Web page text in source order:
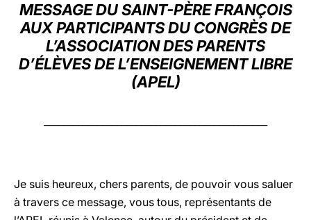
العربيّة
中文
LATINE
MESSAGE DU SAINT-PÈRE FRANÇOIS
AUX PARTICIPANTS DU CONGRÈS DE
L’ASSOCIATION DES PARENTS
D’ÉLÈVES DE L’ENSEIGNEMENT LIBRE
(APEL)
Je suis heureux, chers parents, de pouvoir vous saluer
à travers ce message, vous tous, représentants de